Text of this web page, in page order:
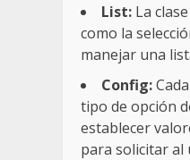
List: La
como la
manejar una
Config:
tipo de opción
establecer
para solicitar al